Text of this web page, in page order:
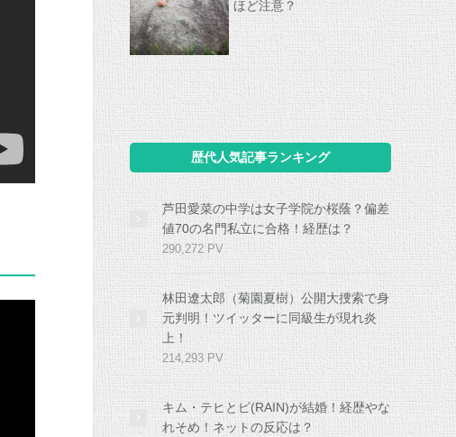
ほど注意？
歴代人気記事ランキング
芦田愛菜の中学は女子学院か桜蔭？偏差
値70の名門私立に合格！経歴は？
290,272 PV
林田遼太郎（菊園夏樹）公開大捜索で身
元判明！ツイッターに同級生が現れ炎
上！
214,293 PV
キム・テヒとピ(RAIN)が結婚！経歴やな
れそめ！ネットの反応は？